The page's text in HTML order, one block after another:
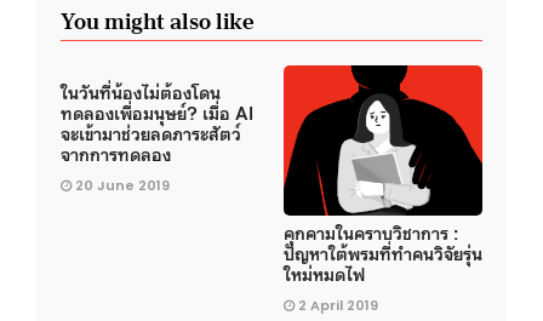
You might also like
ในวันที่น้องไม่ต้องโดน
ทดลองเพื่อมนุษย์? เมื่อ AI
จะเข้ามาช่วยลดภาระสัตว์
จากการทดลอง
20 June 2019
คุกคามในคราบวิชาการ :
ปัญหาใต้พรมที่ทำคนวิจัยรุ่น
ใหม่หมดไฟ
2 April 2019